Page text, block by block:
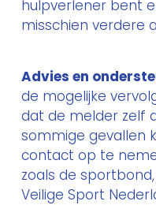
hulpverlener bent
misschien verdere
Advies en
de mogelijke
dat de melder zelf
sommige gevallen
contact op te
zoals de sportbond,
Veilige Sport